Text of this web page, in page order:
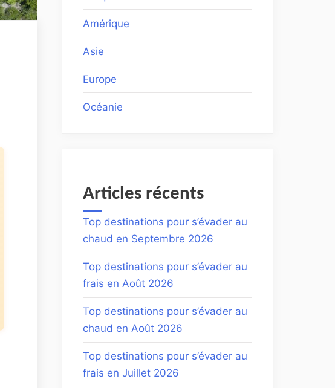
Amérique
Asie
Europe
Océanie
Articles récents
Top destinations pour s’évader au
chaud en Septembre 2026
Top destinations pour s’évader au
frais en Août 2026
Top destinations pour s’évader au
chaud en Août 2026
Top destinations pour s’évader au
frais en Juillet 2026